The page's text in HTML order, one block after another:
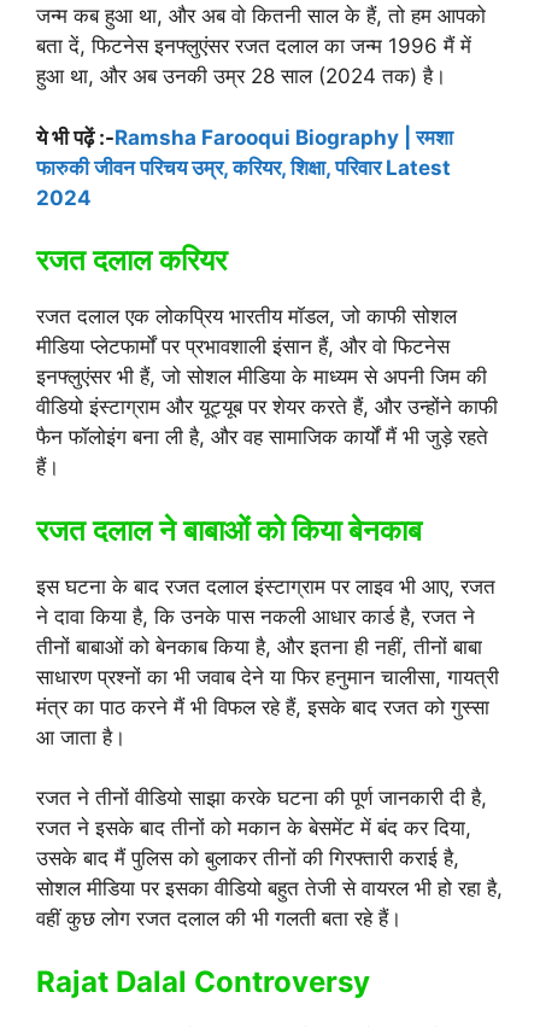
जन्म कब हुआ था, और अब वो कितनी साल के हैं, तो हम आपको
बता दें, फिटनेस इनफ्लुएंसर रजत दलाल का जन्म 1996 मैं में
हुआ था, और अब उनकी उम्र 28 साल (2024 तक) है।
ये भी पढ़ें :-Ramsha Farooqui Biography | रमशा
फारुकी जीवन परिचय उम्र, करियर, शिक्षा, परिवार Latest
2024
रजत दलाल करियर
रजत दलाल एक लोकप्रिय भारतीय मॉडल, जो काफी सोशल
मीडिया प्लेटफार्मों पर प्रभावशाली इंसान हैं, और वो फिटनेस
इनफ्लुएंसर भी हैं, जो सोशल मीडिया के माध्यम से अपनी जिम की
वीडियो इंस्टाग्राम और यूट्यूब पर शेयर करते हैं, और उन्होंने काफी
फैन फॉलोइंग बना ली है, और वह सामाजिक कार्यों मैं भी जुड़े रहते
हैं।
रजत दलाल ने बाबाओं को किया बेनकाब
इस घटना के बाद रजत दलाल इंस्टाग्राम पर लाइव भी आए, रजत
ने दावा किया है, कि उनके पास नकली आधार कार्ड है, रजत ने
तीनों बाबाओं को बेनकाब किया है, और इतना ही नहीं, तीनों बाबा
साधारण प्रश्नों का भी जवाब देने या फिर हनुमान चालीसा, गायत्री
मंत्र का पाठ करने मैं भी विफल रहे हैं, इसके बाद रजत को गुस्सा
आ जाता है।
रजत ने तीनों वीडियो साझा करके घटना की पूर्ण जानकारी दी है,
रजत ने इसके बाद तीनों को मकान के बेसमेंट में बंद कर दिया,
उसके बाद मैं पुलिस को बुलाकर तीनों की गिरफ्तारी कराई है,
सोशल मीडिया पर इसका वीडियो बहुत तेजी से वायरल भी हो रहा है,
वहीं कुछ लोग रजत दलाल की भी गलती बता रहे हैं।
Rajat Dalal Controversy